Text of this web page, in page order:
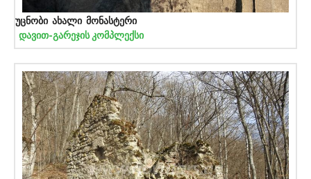
უცნობი ახალი მონასტერი
დავით-გარეჯის კომპლექსი